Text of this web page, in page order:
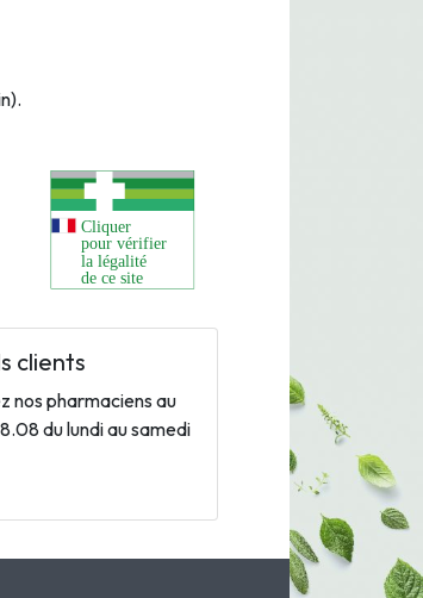
clients
nos pharmaciens au
du lundi au samedi